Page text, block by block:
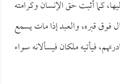
كما أثبت حق الإنسان وكرامته
فوق قبره، والعبد إذا مات يسمع
فيأتيه ملكان فيسألانه سواء